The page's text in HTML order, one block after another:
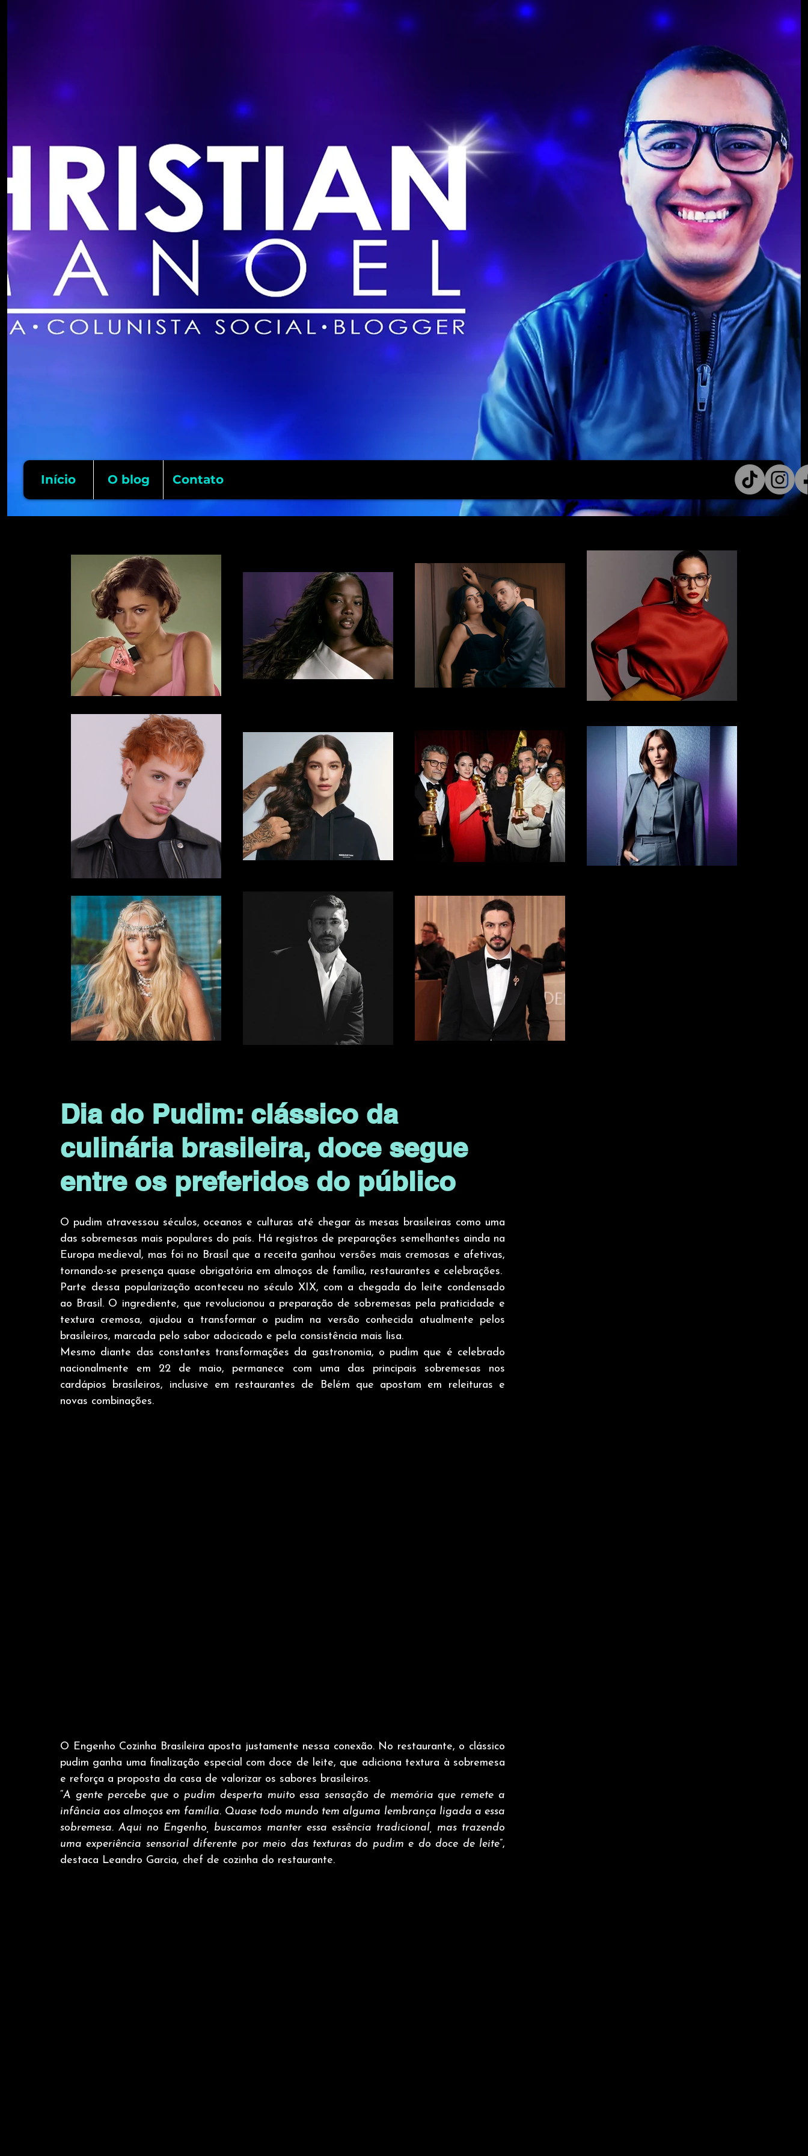
Início O blog Contato
Dia do Pudim: clássico da
culinária brasileira, doce segue
entre os preferidos do público
O pudim atravessou séculos, oceanos e culturas até chegar às mesas brasileiras como uma
das sobremesas mais populares do país. Há registros de preparações semelhantes ainda na
Europa medieval, mas foi no Brasil que a receita ganhou versões mais cremosas e afetivas,
tornando-se presença quase obrigatória em almoços de família, restaurantes e celebrações.
Parte dessa popularização aconteceu no século XIX, com a chegada do leite condensado
ao Brasil. O ingrediente, que revolucionou a preparação de sobremesas pela praticidade e
textura cremosa, ajudou a transformar o pudim na versão conhecida atualmente pelos
brasileiros, marcada pelo sabor adocicado e pela consistência mais lisa.
Mesmo diante das constantes transformações da gastronomia, o pudim que é celebrado
nacionalmente em 22 de maio, permanece com uma das principais sobremesas nos
cardápios brasileiros, inclusive em restaurantes de Belém que apostam em releituras e
novas combinações.
O Engenho Cozinha Brasileira aposta justamente nessa conexão. No restaurante, o clássico
pudim ganha uma finalização especial com doce de leite, que adiciona textura à sobremesa
e reforça a proposta da casa de valorizar os sabores brasileiros.
“A gente percebe que o pudim desperta muito essa sensação de memória que remete a
infância aos almoços em família. Quase todo mundo tem alguma lembrança ligada a essa
sobremesa. Aqui no Engenho, buscamos manter essa essência tradicional, mas trazendo
uma experiência sensorial diferente por meio das texturas do pudim e do doce de leite”,
destaca Leandro Garcia, chef de cozinha do restaurante.